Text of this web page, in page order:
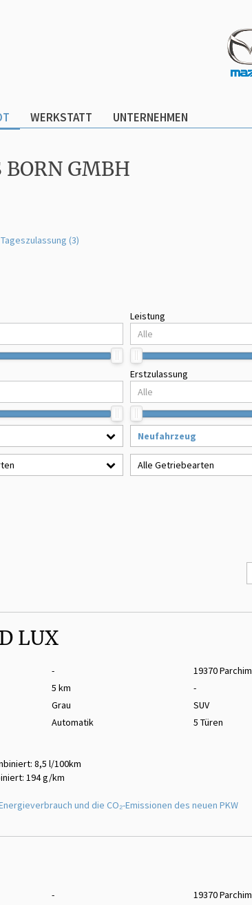
WERKSTATT UNTERNEHMEN
BORN GMBH
Tageszulassung (3)
Leistung
Erstzulassung
Neufahrzeug
Alle Getriebearten
LUX
-
19370 Parchim
5 km
-
Grau SUV
Automatik
5 Türen
8,5 l/100km
194 g/km
und die CO₂-Emissionen des neuen PKW
-
19370 Parchim